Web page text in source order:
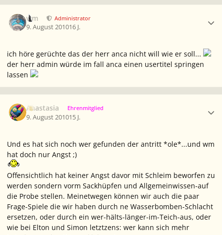
wm Administrator
9. August 201016 J.
ich höre gerüchte das der herr anca nicht will wie er soll...
der herr admin würde im fall anca einen usertitel springen
lassen
Anastasia Ehrenmitglied
9. August 201015 J.
Und es hat sich noch wer gefunden der antritt *ole*...und wm
hat doch nur Angst ;)
Offensichtlich hat keiner Angst davor mit Schleim beworfen zu
werden sondern vorm Sackhüpfen und Allgemeinwissen-auf
die Probe stellen. Meinetwegen können wir auch die paar
Frage-Spiele die wir haben durch ne Wasserbomben-Schlacht
ersetzen, oder durch ein wer-hälts-länger-im-Teich-aus, oder
wie bei Elton und Simon letztzens: wer kann sich mehr